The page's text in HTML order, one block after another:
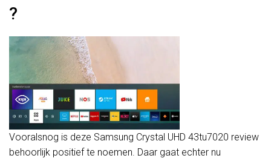
?
Vooralsnog is deze Samsung Crystal UHD 43tu7020 review
behoorlijk positief te noemen. Daar gaat echter nu